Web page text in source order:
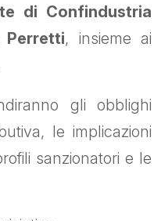
di Confindustria
, insieme ai
gli obblighi
le implicazioni
sanzionatori e le